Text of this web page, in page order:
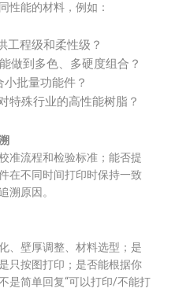
性能的材料，例如：
工程级和柔性级？
做到多色、多硬度组合？
批量功能件？
特殊行业的高性能树脂？
准流程和检验标准；能否提
在不同时间打印时保持一致
溯原因。
、壁厚调整、材料选型；是
只按图打印；是否能根据你
是简单回复“可以打印/不能打